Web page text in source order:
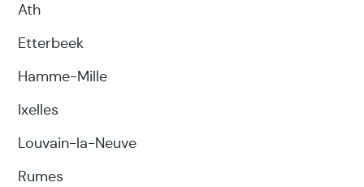
Ath
Etterbeek
Hamme-Mille
Ixelles
Louvain-la-Neuve
Rumes